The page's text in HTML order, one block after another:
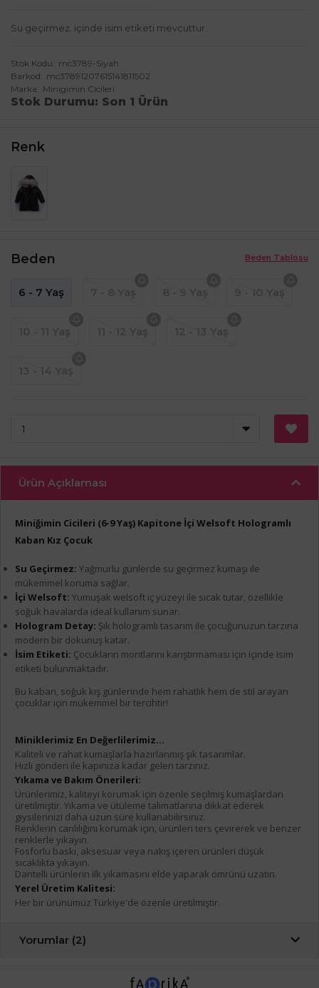
Su geçirmez. içinde isim etiketi mevcuttur.
Stok Kodu
mc3789-Siyah
Barkod
mc37891207615141811502
Marka
Minigimin Cicileri
Stok Durumu Son 1 Ürün
Renk
Beden Tablosu
Beden
6 - 7 Yaş
Ürün Açıklaması
Miniğimin Cicileri (6-9 Yaş) Kapitone İçi Welsoft Hologramlı
Kaban Kız Çocuk
Su Geçirmez: Yağmurlu günlerde su geçirmez kumaşı ile
mükemmel koruma sağlar.
İçi Welsoft: Yumuşak welsoft iç yüzeyi ile sıcak tutar, özellikle
soğuk havalarda ideal kullanım sunar.
Hologram Detay: Şık hologramlı tasarım ile çocuğunuzun tarzına
modern bir dokunuş katar.
İsim Etiketi: Çocukların montlarını karıştırmaması için içinde isim
etiketi bulunmaktadır.
Bu kaban, soğuk kış günlerinde hem rahatlık hem de stil arayan
çocuklar için mükemmel bir tercihtir!
Miniklerimiz En Değerlilerimiz...
Kaliteli ve rahat kumaşlarla hazırlanmış şık tasarımlar.
Hızlı gönderi ile kapınıza kadar gelen tarzınız.
Yıkama ve Bakım Önerileri:
Ürünlerimiz, kaliteyi korumak için özenle seçilmiş kumaşlardan
üretilmiştir. Yıkama ve ütüleme talimatlarına dikkat ederek
giysilerinizi daha uzun süre kullanabilirsiniz.
Renklerin canlılığını korumak için, ürünleri ters çevirerek ve benzer
renklerle yıkayın.
Fosforlu baskı, aksesuar veya nakış içeren ürünleri düşük
sıcaklıkta yıkayın.
Dantelli ürünlerin ilk yıkamasını elde yaparak ömrünü uzatın.
Yerel Üretim Kalitesi:
Her bir ürünümüz Türkiye'de özenle üretilmiştir.
Yorumlar (2)